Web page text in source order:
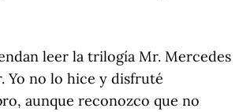
leer la trilogía Mr. Mercedes
Yo no lo hice y disfruté
aunque reconozco que no